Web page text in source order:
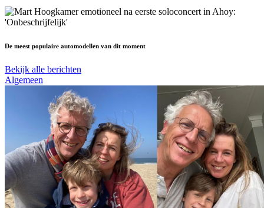
De meest populaire automodellen van dit moment
Bekijk alle berichten
Algemeen